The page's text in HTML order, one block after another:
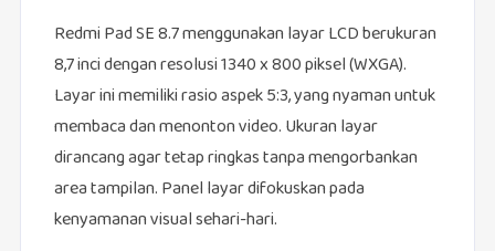
Redmi Pad SE 8.7 menggunakan layar LCD berukuran
8,7 inci dengan resolusi 1340 x 800 piksel (WXGA).
Layar ini memiliki rasio aspek 5:3, yang nyaman untuk
membaca dan menonton video. Ukuran layar
dirancang agar tetap ringkas tanpa mengorbankan
area tampilan. Panel layar difokuskan pada
kenyamanan visual sehari-hari.